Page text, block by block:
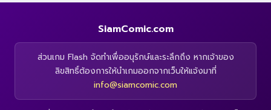
SiamComic.com
ส่วนเกม Flash จัดทำเพื่ออนุรักษ์และระลึกถึง หากเจ้าของ
ลิขสิทธิ์ต้องการให้นำเกมออกจากเว็บให้แจ้งมาที่
info@siamcomic.com